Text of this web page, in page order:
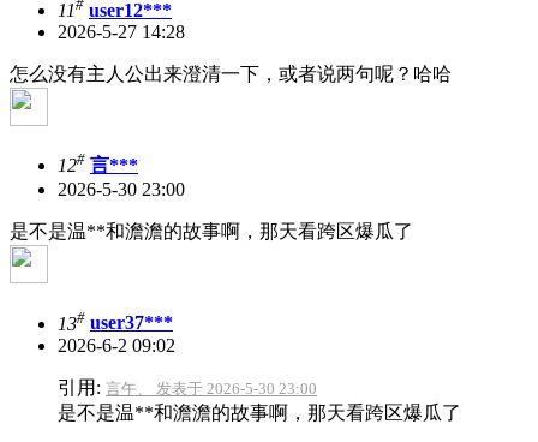
11# user12***
2026-5-27 14:28
怎么没有主人公出来澄清一下，或者说两句呢？哈哈
12# 言***
2026-5-30 23:00
是不是温**和澹澹的故事啊，那天看跨区爆瓜了
13# user37***
2026-6-2 09:02
引用: 言午、 发表于 2026-5-30 23:00
是不是温**和澹澹的故事啊，那天看跨区爆瓜了